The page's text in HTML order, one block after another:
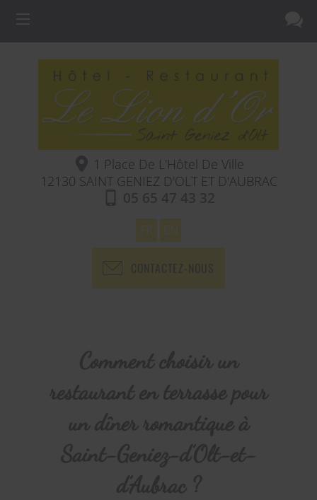
1 Place De L'Hôtel De Ville
12130 SAINT GENIEZ D'OLT ET D'AUBRAC